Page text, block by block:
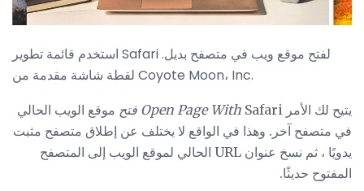
استخدم قائمة تطوير Safari لفتح موقع ويب في متصفح بديل.
لقطة شاشة مقدمة من Coyote Moon، Inc.
يتيح لك الأمر Open Page With Safari فتح موقع الويب الحالي
في متصفح آخر. وهذا في الواقع لا يختلف عن إطلاق متصفح مثبت
يدويًا ، ثم نسخ عنوان URL الحالي لموقع الويب إلى المتصفح
المفتوح حديثًا.